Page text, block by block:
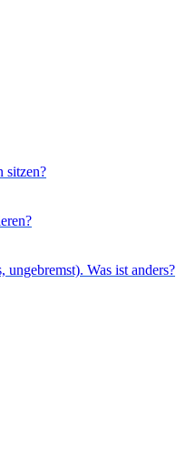
sitzen?
Was ist anders?